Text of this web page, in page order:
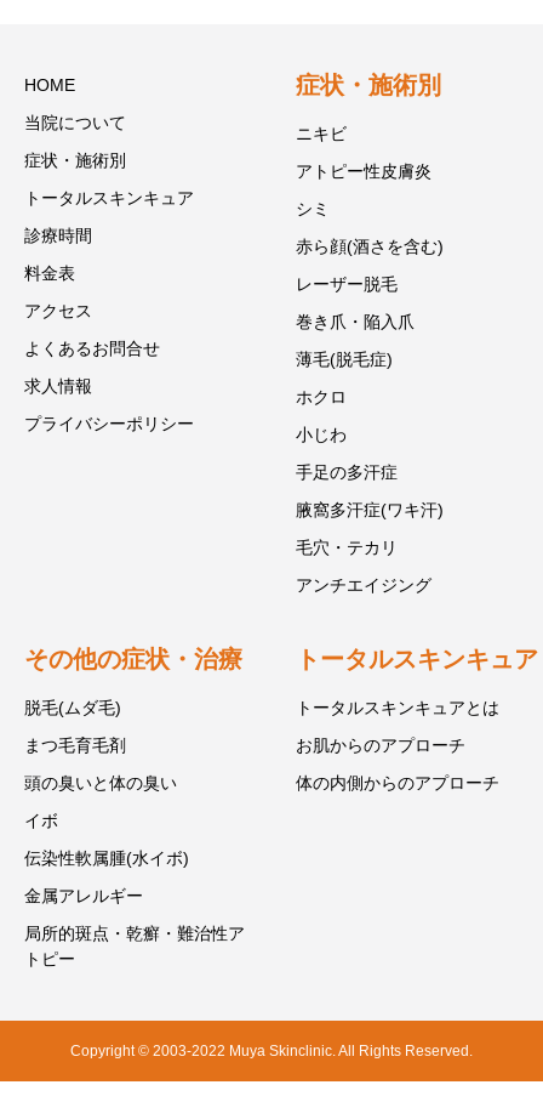
HOME
当院について
症状・施術別
トータルスキンキュア
診療時間
料金表
アクセス
よくあるお問合せ
求人情報
プライバシーポリシー
症状・施術別
ニキビ
アトピー性皮膚炎
シミ
赤ら顔(酒さを含む)
レーザー脱毛
巻き爪・陥入爪
薄毛(脱毛症)
ホクロ
小じわ
手足の多汗症
腋窩多汗症(ワキ汗)
毛穴・テカリ
アンチエイジング
その他の症状・治療
脱毛(ムダ毛)
まつ毛育毛剤
頭の臭いと体の臭い
イボ
伝染性軟属腫(水イボ)
金属アレルギー
局所的斑点・乾癬・難治性ア
トピー
トータルスキンキュア
トータルスキンキュアとは
お肌からのアプローチ
体の内側からのアプローチ
Copyright © 2003-2022 Muya Skinclinic. All Rights Reserved.